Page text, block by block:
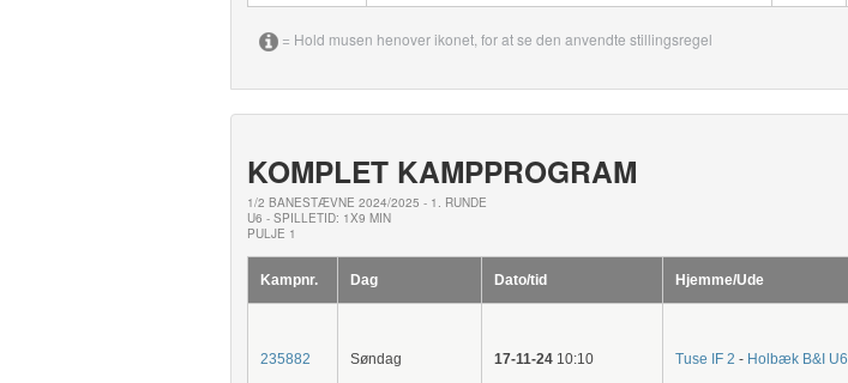
= Hold musen henover ikonet, for at se den anvendte stillingsregel
KOMPLET KAMPPROGRAM
1/2 BANESTÆVNE 2024/2025 - 1. RUNDE
U6 - SPILLETID: 1X9 MIN
PULJE 1
Kampnr. Dag Dato/tid Hjemme/Ude
235882 Søndag 17-11-2410:10 Tuse IF 2 - Holbæk B&I U6